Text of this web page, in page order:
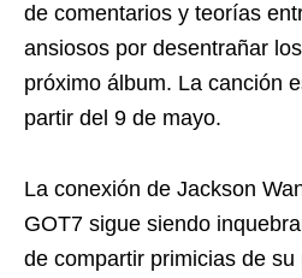
de comentarios y teorías
ansiosos por desentrañar
próximo álbum. La canción
partir del 9 de mayo.
La conexión de Jackson
GOT7 sigue siendo
de compartir primicias de